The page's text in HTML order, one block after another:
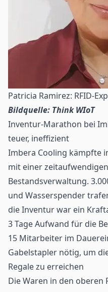
Patricia Ramirez: RFID-
Bildquelle: Think WIoT
Inventur-Marathon bei
teuer, ineffizient
Imbera Cooling kämpfte
mit einer
Bestandsverwaltung.
und Wasserspender
die Inventur war ein
3 Tage Aufwand für die
15 Mitarbeiter im
Gabelstapler nötig, um
Regale zu erreichen
Die Waren in den